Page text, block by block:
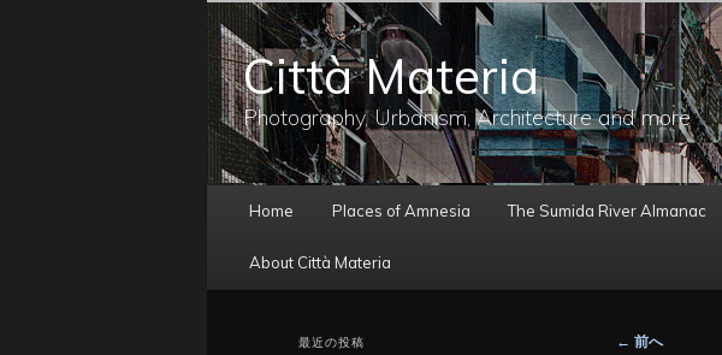
Città Materia
Photography, Urbanism, Architecture and more
ニ
Home Places of Amnesia The Sumida River Almanac
About Città Materia
投← 前へ
最近の投稿